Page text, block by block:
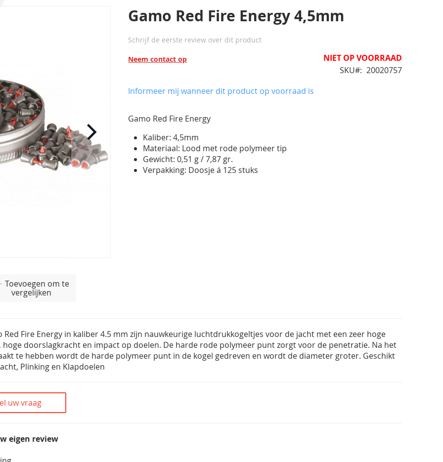
Toevoegen om te
vergelijken
Gamo Red Fire Energy 4,5mm
Schrijf de eerste review over dit product
Neem contact op
NIET OP VOORRAAD
SKU
20020757
Informeer mij wanneer dit product op voorraad is
Gamo Red Fire Energy
Kaliber: 4,5mm
Materiaal: Lood met rode polymeer tip
Gewicht: 0,51 g / 7,87 gr.
Verpakking: Doosje á 125 stuks
Red Fire Energy in kaliber 4.5 mm zijn nauwkeurige luchtdrukkogeltjes voor de jacht met een zeer hoge
hoge doorslagkracht en impact op doelen. De harde rode polymeer punt zorgt voor de penetratie. Na het
te hebben wordt de harde polymeer punt in de kogel gedreven en wordt de diameter groter. Geschikt
Plinking en Klapdoelen
uw vraag
eigen review